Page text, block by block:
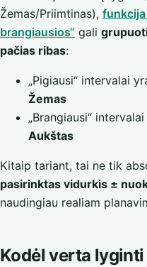
Žemas/Priimtinas), funkcija
brangiausios“ gali
pačias ribas:
„Pigiausi“ intervalai
Žemas
„Brangiausi“
Aukštas
Kitaip tariant, tai ne tik
pasirinktas vidurkis ±
naudingiau realiam
Kodėl verta